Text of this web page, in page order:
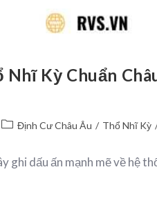
Nhĩ Kỳ Chuẩn
Định Cư Châu Âu / Thổ Nhĩ Kỳ
ghi dấu ấn mạnh mẽ về hệ